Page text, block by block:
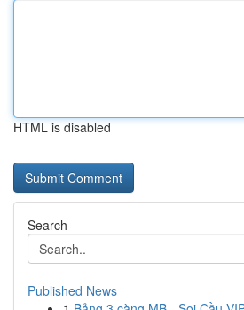
HTML is disabled
Search
Published News